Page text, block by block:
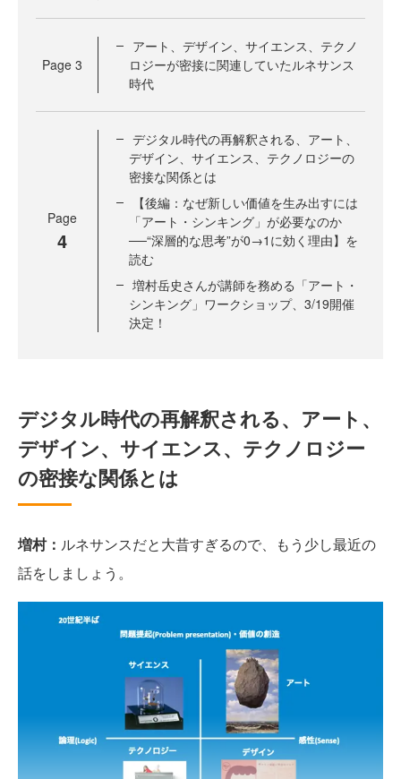
Page 3
アート、デザイン、サイエンス、テクノ
ロジーが密接に関連していたルネサンス
時代
Page
4
デジタル時代の再解釈される、アート、
デザイン、サイエンス、テクノロジーの
密接な関係とは
【後編：なぜ新しい価値を生み出すには
「アート・シンキング」が必要なのか
──“深層的な思考”が0→1に効く理由】を
読む
増村岳史さんが講師を務める「アート・
シンキング」ワークショップ、3/19開催
決定！
デジタル時代の再解釈される、アート、
デザイン、サイエンス、テクノロジー
の密接な関係とは
増村： ルネサンスだと大昔すぎるので、もう少し最近の
話をしましょう。